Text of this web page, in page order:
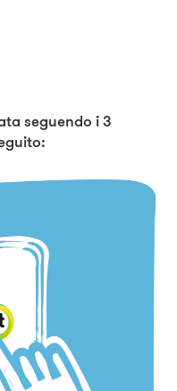
seguendo i 3